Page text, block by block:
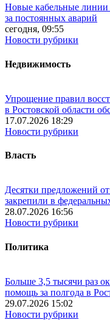
Новые кабельные линии
за постоянных аварий
сегодня, 09:55
Новости рубрики
Недвижимость
Упрощение правил
в Ростовской области
17.07.2026 18:29
Новости рубрики
Власть
Десятки предложений от
закрепили в
28.07.2026 16:56
Новости рубрики
Политика
Больше 3,5 тысячи раз
помощь за полгода в
29.07.2026 15:02
Новости рубрики